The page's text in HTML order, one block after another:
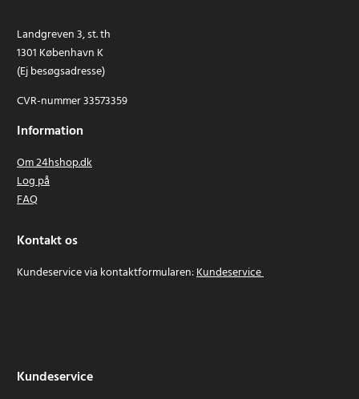
Landgreven 3, st. th
1301 København K
(Ej besøgsadresse)
CVR-nummer 33573359
Information
Om 24hshop.dk
Log på
FAQ
Kontakt os
Kundeservice via kontaktformularen:Kundeservice
Kundeservice